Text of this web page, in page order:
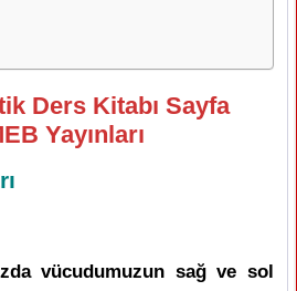
Ders Kitabı Sayfa
Yayınları
vücudumuzun sağ ve sol